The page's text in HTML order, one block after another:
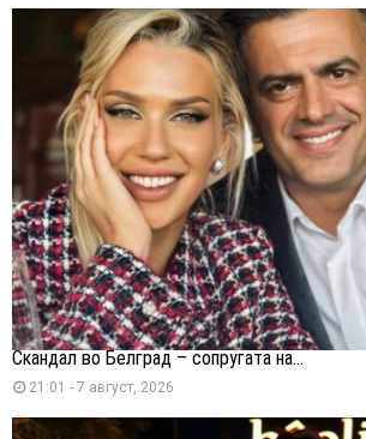
Скандал во Белград – сопругата на...
21:01 - 7 август, 2026